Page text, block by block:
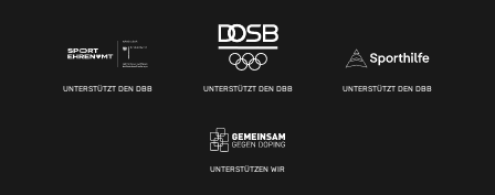
UNTERSTÜTZT DEN DBB UNTERSTÜTZT DEN DBB UNTERSTÜTZT DEN DBB
UNTERSTÜTZEN WIR